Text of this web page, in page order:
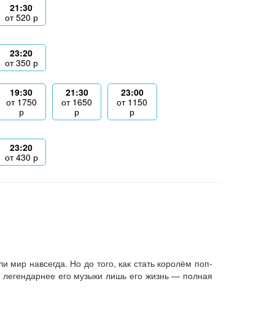
21:30
от520 р
23:20
от350 р
19:30
от 1750
р
21:30
от 1650
р
23:00
от 1150
р
23:20
от430 р
навсегда. Но до того, как стать королём поп-
его музыки лишь его жизнь — полная